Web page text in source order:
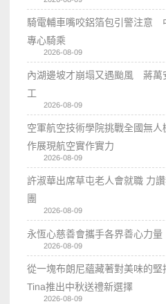
騎電輔車嘴咬鋁箔包引警注意
專心騎乘
2026-08-09
內湖邊坡才崩塌又遇颱風 蔣萬
工
2026-08-09
空軍航空技術學院挑戰全國無
作展現航空實作實力
2026-08-09
許淑華出席草屯老人會就職 力
團
2026-08-09
永恆心慈善會攜手各界善心力
2026-08-09
從一塊布朗尼蘊藏著對美味的
Tina推出中秋送禮新選擇
2026-08-09